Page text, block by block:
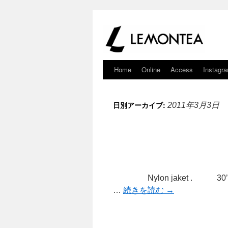
Home Online Access
日別アーカイブ: 2011年3月3日
Nylon jaket . 30’s
… 続きを読む →